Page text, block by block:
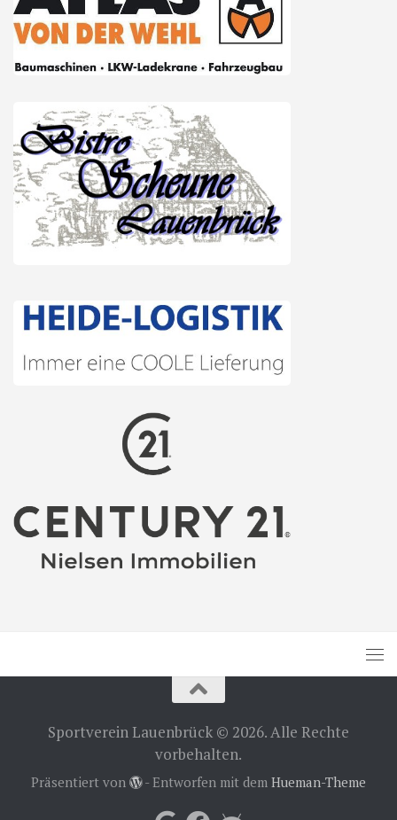
Sportverein Lauenbrück © 2026. Alle Rechte
vorbehalten.
Präsentiert von - Entworfen mit demHueman-Theme